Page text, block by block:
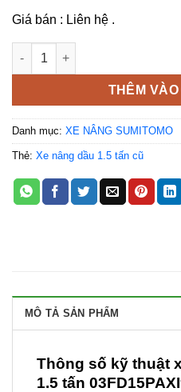
Giá bán : Liên hệ .
Xe nâng Sumitomo 1.5 tấn
THÊM
Danh mục: XE NÂNG SUMITOMO
Thẻ: Xe nâng dầu 1.5 tấn cũ
MÔ TẢ SẢN PHẨM
Thông số kỹ thuật
1.5 tấn